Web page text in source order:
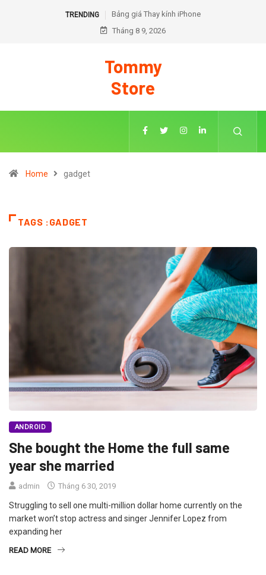
TRENDING
Bảng giá Thay kính iPhoneCách thay pin chạy chuẩn
đoán trên iOS 18
Tháng 8 9, 2026
Tommy
Store
Home gadget
TAGS :GADGET
ANDROID
She bought the Home the full same
year she married
admin Tháng 6 30, 2019
Struggling to sell one multi-million dollar home currently on the
market won’t stop actress and singer Jennifer Lopez from
expanding her
READ MORE